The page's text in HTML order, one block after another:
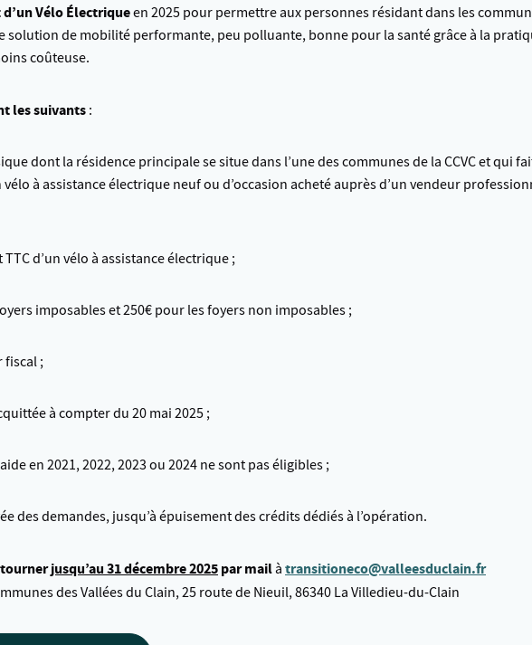
d’un Vélo Électriqueen 2025 pour permettre aux personnes résidant dans les
solution de mobilité performante, peu polluante, bonne pour la santé grâce à la
coûteuse.
les suivants :
dont la résidence principale se situe dans l’une des communes de la CCVC et qui
à assistance électrique neuf ou d’occasion acheté auprès d’un vendeur
d’un vélo à assistance électrique ;
imposables et 250€ pour les foyers non imposables ;
fiscal ;
à compter du 20 mai 2025 ;
en 2021, 2022, 2023 ou 2024 ne sont pas éligibles ;
des demandes, jusqu’à épuisement des crédits dédiés à l’opération.
jusqu’au 31 décembre 2025par mailà transitioneco@valleesduclain.fr
des Vallées du Clain, 25 route de Nieuil, 86340 La Villedieu-du-Clain